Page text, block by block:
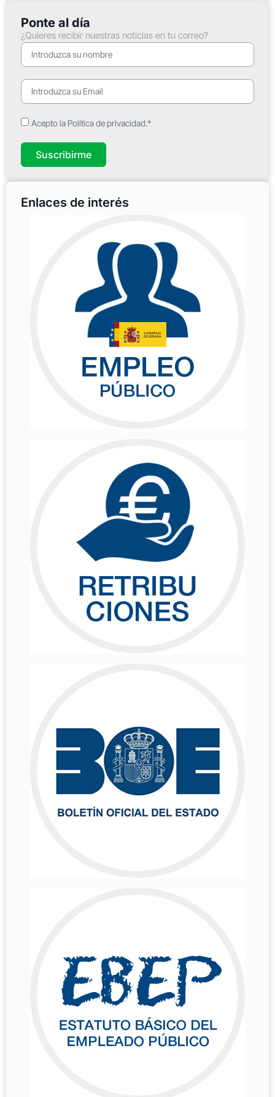
Ponte al día
¿Quieres recibir nuestras noticias en tu correo?
Acepto la Política de privacidad.*
Suscribirme
Enlaces de interés